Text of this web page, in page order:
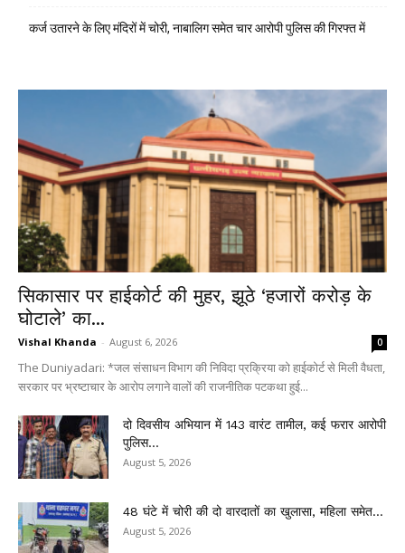
कर्ज उतारने के लिए मंदिरों में चोरी, नाबालिग समेत चार आरोपी पुलिस की गिरफ्त में
सिकासार पर हाईकोर्ट की मुहर, झूठे ‘हजारों करोड़ के
घोटाले’ का...
Vishal Khanda - August 6, 2026 0
The Duniyadari: *जल संसाधन विभाग की निविदा प्रक्रिया को हाईकोर्ट से मिली वैधता,
सरकार पर भ्रष्टाचार के आरोप लगाने वालों की राजनीतिक पटकथा हुई...
दो दिवसीय अभियान में 143 वारंट तामील, कई फरार आरोपी
पुलिस...
August 5, 2026
48 घंटे में चोरी की दो वारदातों का खुलासा, महिला समेत...
August 5, 2026